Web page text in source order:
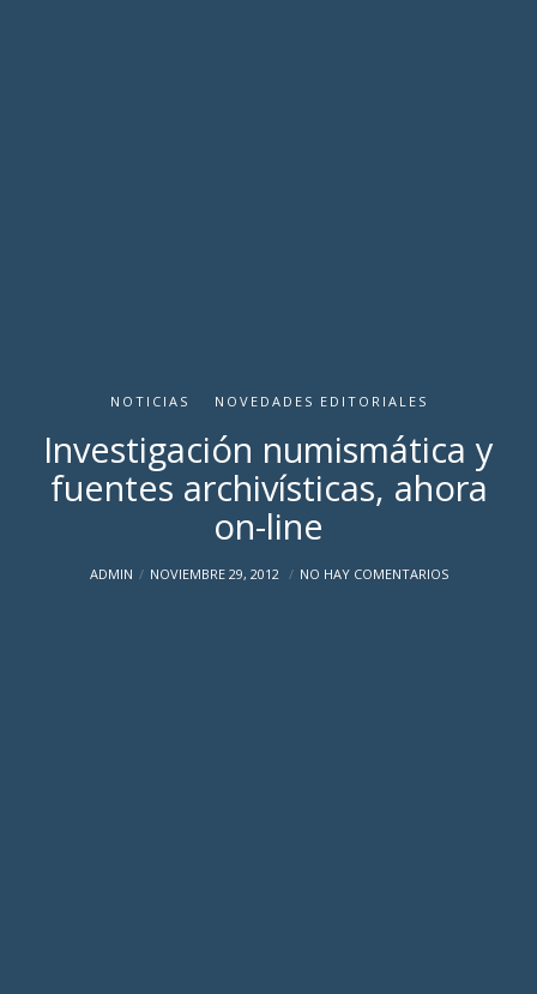
NOTICIAS NOVEDADES EDITORIALES
Investigación numismática y
fuentes archivísticas, ahora
on-line
ADMIN NOVIEMBRE 29, 2012 NO HAY COMENTARIOS